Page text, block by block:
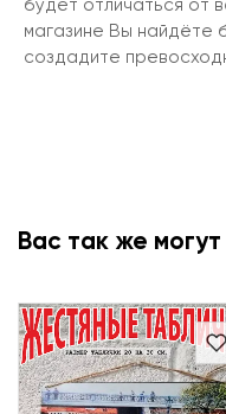
будет отличаться от
магазине Вы найдёте
создадите
Вас так же